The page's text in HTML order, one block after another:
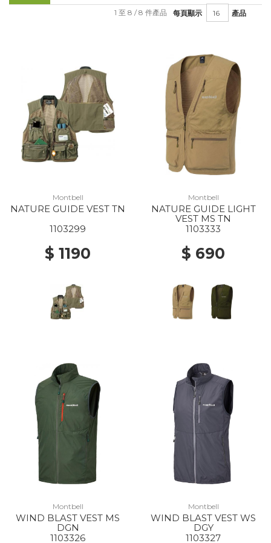
每頁顯示 產品
1 至 8 / 8 件產品
Montbell
NATURE GUIDE VEST TN
1103299
$ 1190
Montbell
NATURE GUIDE LIGHT
VEST MS TN
1103333
$ 690
Montbell
WIND BLAST VEST MS
DGN
1103326
Montbell
WIND BLAST VEST WS
DGY
1103327